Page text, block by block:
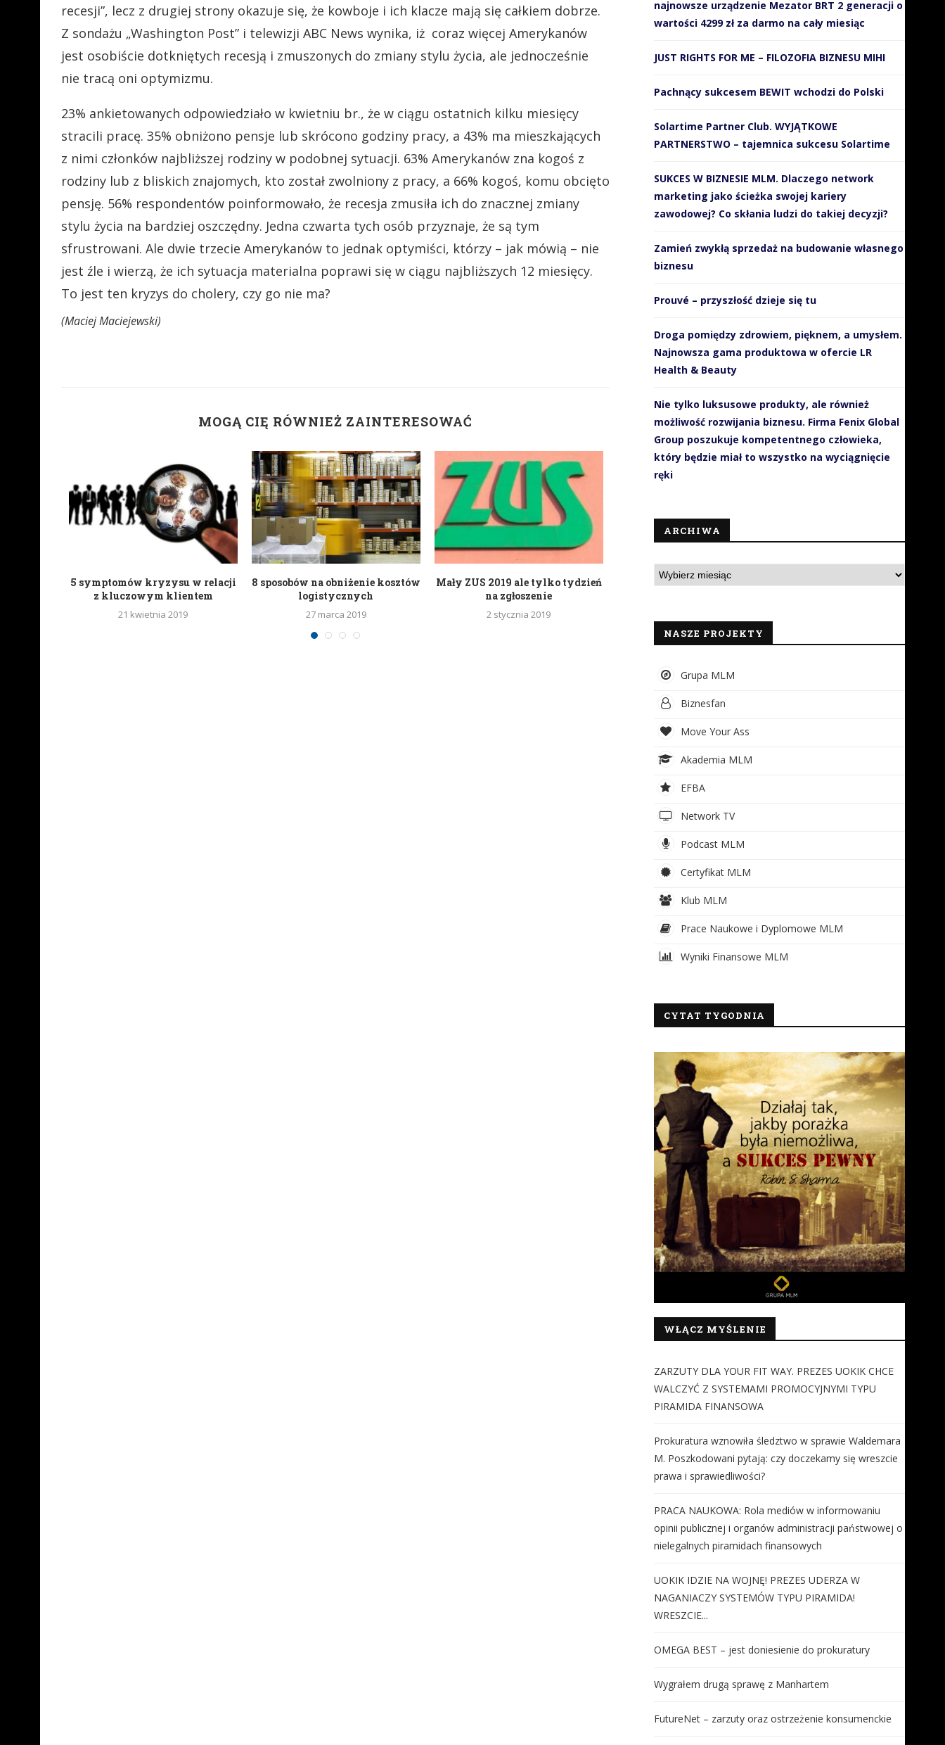
recesji”, lecz z drugiej strony okazuje się, że kowboje i ich klacze mają się całkiem dobrze.
Z sondażu „Washington Post” i telewizji ABC News wynika, iż coraz więcej Amerykanów
jest osobiście dotkniętych recesją i zmuszonych do zmiany stylu życia, ale jednocześnie
nie tracą oni optymizmu.
23% ankietowanych odpowiedziało w kwietniu br., że w ciągu ostatnich kilku miesięcy
stracili pracę. 35% obniżono pensje lub skrócono godziny pracy, a 43% ma mieszkających
z nimi członków najbliższej rodziny w podobnej sytuacji. 63% Amerykanów zna kogoś z
rodziny lub z bliskich znajomych, kto został zwolniony z pracy, a 66% kogoś, komu obcięto
pensję. 56% respondentów poinformowało, że recesja zmusiła ich do znacznej zmiany
stylu życia na bardziej oszczędny. Jedna czwarta tych osób przyznaje, że są tym
sfrustrowani. Ale dwie trzecie Amerykanów to jednak optymiści, którzy – jak mówią – nie
jest źle i wierzą, że ich sytuacja materialna poprawi się w ciągu najbliższych 12 miesięcy.
To jest ten kryzys do cholery, czy go nie ma?
(Maciej Maciejewski)
MOGĄ CIĘ RÓWNIEŻ ZAINTERESOWAĆ
5 symptomów kryzysu w relacji
z kluczowym klientem
21 kwietnia 2019
8 sposobów na obniżenie kosztów
logistycznych
27 marca 2019
Mały ZUS 2019 ale tylko tydzień
na zgłoszenie
2 stycznia 2019
Szkoły zawodowe i techniczne
Klienci chcą być
najnowsze urządzenie Mezator BRT 2 generacji o
wartości 4299 zł za darmo na cały miesiąc
JUST RIGHTS FOR ME – FILOZOFIA BIZNESU MIHI
Pachnący sukcesem BEWIT wchodzi do Polski
Solartime Partner Club. WYJĄTKOWE
PARTNERSTWO – tajemnica sukcesu Solartime
SUKCES W BIZNESIE MLM. Dlaczego network
marketing jako ścieżka swojej kariery
zawodowej? Co skłania ludzi do takiej decyzji?
Zamień zwykłą sprzedaż na budowanie własnego
biznesu
Prouvé – przyszłość dzieje się tu
Droga pomiędzy zdrowiem, pięknem, a umysłem.
Najnowsza gama produktowa w ofercie LR
Health & Beauty
Nie tylko luksusowe produkty, ale również
możliwość rozwijania biznesu. Firma Fenix Global
Group poszukuje kompetentnego człowieka,
który będzie miał to wszystko na wyciągnięcie
ręki
ARCHIWA
NASZE PROJEKTY
Grupa MLM
Biznesfan
Move Your Ass
Akademia MLM
EFBA
Network TV
Podcast MLM
Certyfikat MLM
Klub MLM
Prace Naukowe i Dyplomowe MLM
Wyniki Finansowe MLM
CYTAT TYGODNIA
WŁĄCZ MYŚLENIE
ZARZUTY DLA YOUR FIT WAY. PREZES UOKIK CHCE
WALCZYĆ Z SYSTEMAMI PROMOCYJNYMI TYPU
PIRAMIDA FINANSOWA
Prokuratura wznowiła śledztwo w sprawie Waldemara
M. Poszkodowani pytają: czy doczekamy się wreszcie
prawa i sprawiedliwości?
PRACA NAUKOWA: Rola mediów w informowaniu
opinii publicznej i organów administracji państwowej o
nielegalnych piramidach finansowych
UOKIK IDZIE NA WOJNĘ! PREZES UDERZA W
NAGANIACZY SYSTEMÓW TYPU PIRAMIDA!
WRESZCIE...
OMEGA BEST – jest doniesienie do prokuratury
Wygrałem drugą sprawę z Manhartem
FutureNet – zarzuty oraz ostrzeżenie konsumenckie